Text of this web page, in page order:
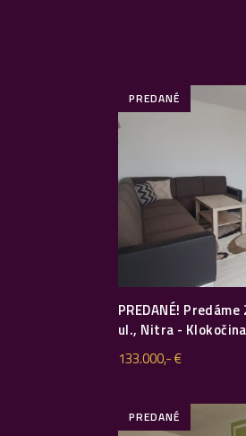
PREDANÉ
PREDANÉ!
ul., Nitra - Klokočina
133.000,- €
PREDANÉ